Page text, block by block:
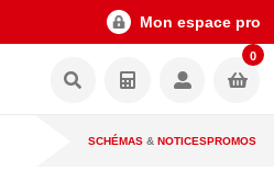
Mon espace pro
0
SCHÉMAS & NOTICESPROMOS